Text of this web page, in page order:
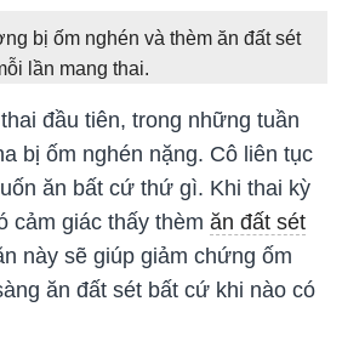
bị ốm nghén và thèm ăn đất sét
lần mang thai.
đầu tiên, trong những tuần
bị ốm nghén nặng. Cô liên tục
ăn bất cứ thứ gì. Khi thai kỳ
cảm giác thấy thèm ăn đất sét
này sẽ giúp giảm chứng ốm
ăn đất sét bất cứ khi nào có